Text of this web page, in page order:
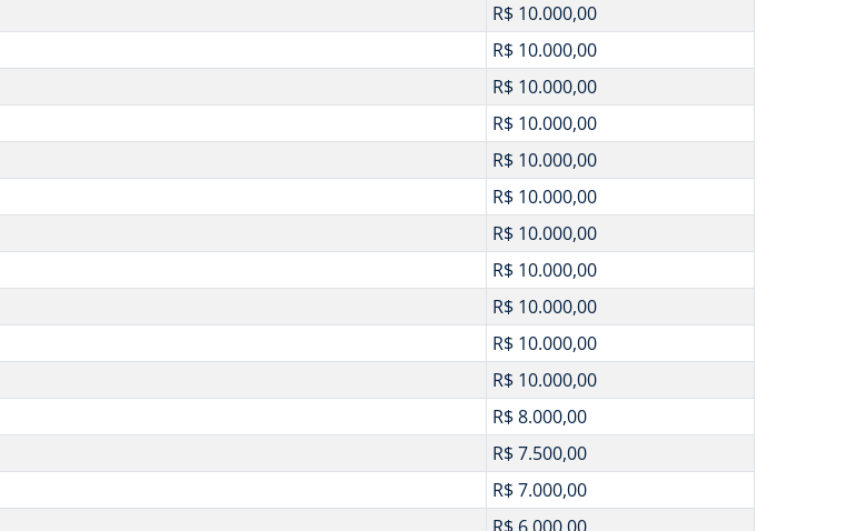
R$ 10.000,00
R$ 10.000,00
R$ 10.000,00
R$ 10.000,00
R$ 10.000,00
R$ 10.000,00
R$ 10.000,00
R$ 10.000,00
R$ 10.000,00
R$ 10.000,00
R$ 10.000,00
R$ 8.000,00
R$ 7.500,00
R$ 7.000,00